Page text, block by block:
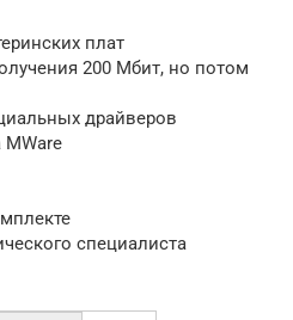
плат
200 Мбит, но потом
драйверов
специалиста